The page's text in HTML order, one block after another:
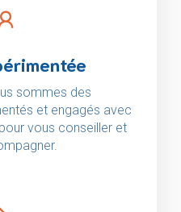
sommes des
et engagés avec
vous conseiller et